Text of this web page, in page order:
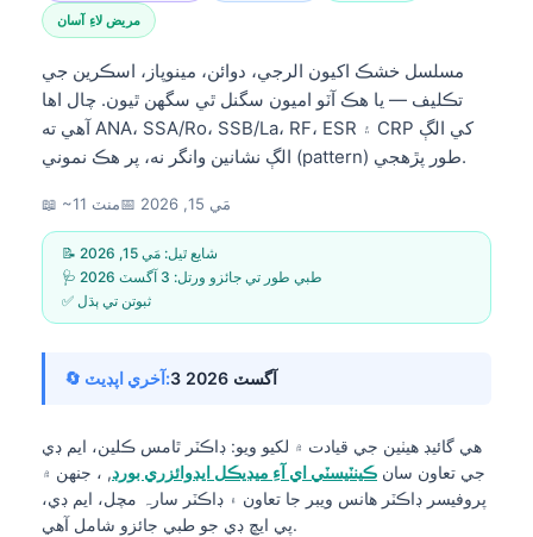
مريض لاءِ آسان
مسلسل خشڪ اکيون الرجي، دوائن، مينوپاز، اسڪرين جي
تڪليف — يا هڪ آٽو اميون سگنل ٿي سگهن ٿيون. چال اها
آهي ته ANA، SSA/Ro، SSB/La، RF، ESR ۽ CRP کي الڳ
الڳ نشانين وانگر نه، پر هڪ نموني (pattern) طور پڙهجي.
📖 ~11 منٽ📅 مَي 15, 2026
📝 شايع ٿيل: مَي 15, 2026
🩺 طبي طور تي جائزو ورتل: 3 آگسٽ 2026
✅ ثبوتن تي ٻڌل
🔄 آخري اپڊيٽ: 3 آگسٽ 2026
هي گائيڊ هيٺين جي قيادت ۾ لکيو ويو: ڊاڪٽر ٿامس ڪلين، ايم ڊي
جي تعاون سان ڪينٽيسٽي اي آءِ ميڊيڪل ايڊوائزري بورڊ, ، جنهن ۾
پروفيسر ڊاڪٽر هانس ويبر جا تعاون ۽ ڊاڪٽر سارہ مچل، ايم ڊي،
پي ايڇ ڊي جو طبي جائزو شامل آهي.